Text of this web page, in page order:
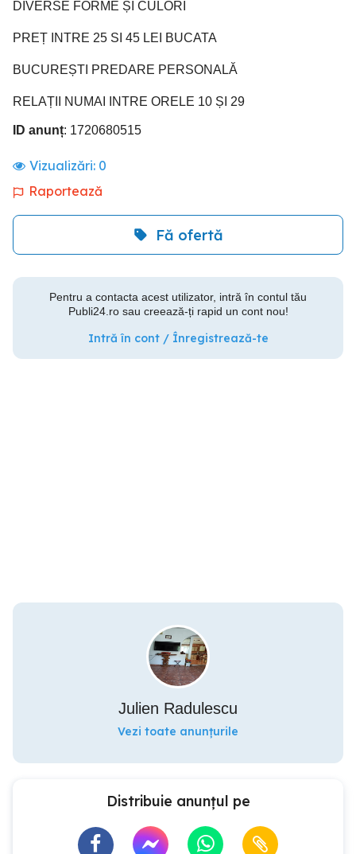
DIVERSE FORME ȘI CULORI
PREȚ INTRE 25 SI 45 LEI BUCATA
BUCUREȘTI PREDARE PERSONALĂ
RELAȚII NUMAI INTRE ORELE 10 ȘI 29
ID anunț: 1720680515
Vizualizări: 0
Raportează
Fă ofertă
Pentru a contacta acest utilizator, intră în contul tău
Publi24.ro sau creează-ți rapid un cont nou!
Intră în cont / Înregistrează-te
Julien Radulescu
Vezi toate anunțurile
Distribuie anunțul pe